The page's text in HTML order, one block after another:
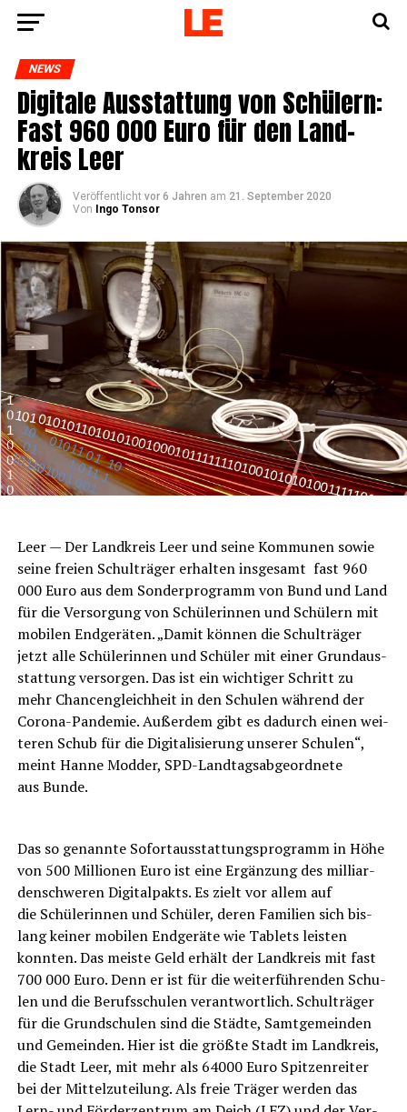
NEWS
Digi­ta­le Aus­stat­tung von Schü­lern:
Fast 960 000 Euro für den Land­
kreis Leer
Veröffentlicht vor 6 Jahren am 21. September 2020
Von
Ingo Tonsor
Leer — Der Land­kreis Leer und sei­ne Kom­mu­nen sowie
sei­ne frei­en Schul­trä­ger erhal­ten ins­ge­samt fast 960
000 Euro aus dem Son­der­pro­gramm von Bund und Land
für die Ver­sor­gung von Schü­le­rin­nen und Schü­lern mit
mobi­len End­ge­rä­ten. „Damit kön­nen die Schul­trä­ger
jetzt alle Schü­le­rin­nen und Schü­ler mit einer Grund­aus­
stat­tung ver­sor­gen. Das ist ein wich­ti­ger Schritt zu
mehr Chan­cen­gleich­heit in den Schu­len wäh­rend der
Coro­na-Pan­de­mie. Außer­dem gibt es dadurch einen wei­
te­ren Schub für die Digi­ta­li­sie­rung unse­rer Schu­len“,
meint Han­ne Mod­der, SPD-Land­tags­ab­ge­ord­ne­te
aus Bunde.
Das so genann­te Sofort­aus­stat­tungs­pro­gramm in Höhe
von 500 Mil­lio­nen Euro ist eine Ergän­zung des mil­li­ar­
den­schwe­ren Digi­tal­pakts. Es zielt vor allem auf
die Schü­le­rin­nen und Schü­ler, deren Fami­li­en sich bis­
lang kei­ner mobi­len End­ge­rä­te wie Tablets leis­ten
konn­ten. Das meis­te Geld erhält der Land­kreis mit fast
700 000 Euro. Denn er ist für die wei­ter­füh­ren­den Schu­
len und die Berufs­schu­len ver­ant­wort­lich. Schul­trä­ger
für die Grund­schu­len sind die Städ­te, Samt­ge­mein­den
und Gemein­den. Hier ist die größ­te Stadt im Land­kreis,
die Stadt Leer, mit mehr als 64000 Euro Spit­zen­rei­ter
bei der Mit­tel­zu­tei­lung. Als freie Trä­ger wer­den das